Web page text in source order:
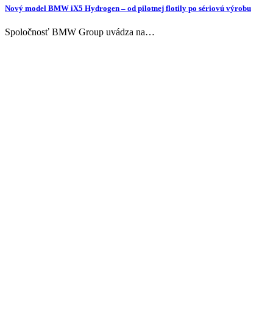
Nový model BMW iX5 Hydrogen – od pilotnej flotily po sériovú výrobu
Spoločnosť BMW Group uvádza na…